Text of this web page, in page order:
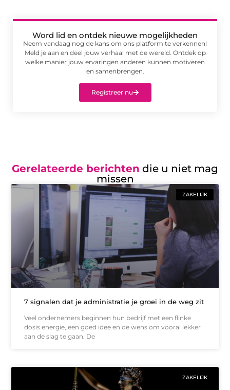
Word lid en ontdek nieuwe mogelijkheden
Neem vandaag nog de kans om ons platform te verkennen!
Meld je aan en deel jouw verhaal met de wereld. Ontdek op
welke manier jouw ervaringen anderen kunnen motiveren
en samenbrengen.
Registreer nu
Gerelateerde berichten die u niet mag
missen
ZAKELIJK
7 signalen dat je administratie je groei in de weg zit
Veel ondernemers beginnen hun bedrijf met een flinke
dosis energie, een goed idee en de wens om vooral lekker
aan de slag te gaan. De
ZAKELIJK